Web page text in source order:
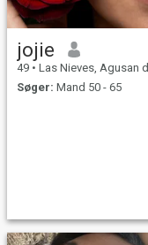
jojie
49 • Las Nieves, Agusan del Norte, Filippinerne
Søger: Mand 50 - 65